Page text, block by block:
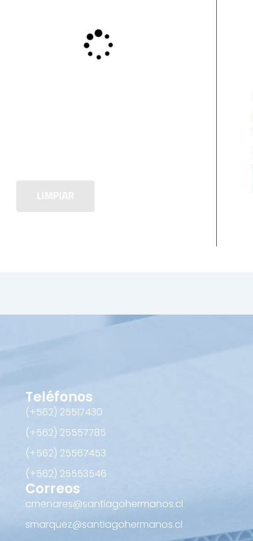
LIMPIAR
Teléfonos
(+562) 25517430‬
(+562) 25557785
(+562) 25567453‬
(+562) ‪25553546
Correos
cmenares@santiagohermanos.cl
smarquez@santiagohermanos.cl